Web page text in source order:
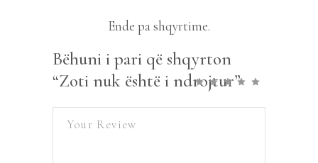
Ende pa shqyrtime.
Bëhuni i pari që shqyrton
“Zoti nuk është i ndrojtur”